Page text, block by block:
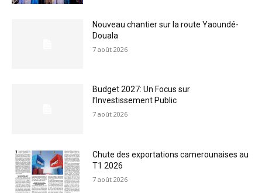
Nouveau chantier sur la route Yaoundé-
Douala
7 août 2026
Budget 2027: Un Focus sur
l’Investissement Public
7 août 2026
Chute des exportations camerounaises au
T1 2026
7 août 2026